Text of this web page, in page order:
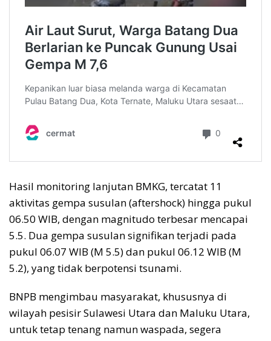
Hasil monitoring lanjutan BMKG, tercatat 11
aktivitas gempa susulan (aftershock) hingga pukul
06.50 WIB, dengan magnitudo terbesar mencapai
5.5. Dua gempa susulan signifikan terjadi pada
pukul 06.07 WIB (M 5.5) dan pukul 06.12 WIB (M
5.2), yang tidak berpotensi tsunami.
BNPB mengimbau masyarakat, khususnya di
wilayah pesisir Sulawesi Utara dan Maluku Utara,
untuk tetap tenang namun waspada, segera